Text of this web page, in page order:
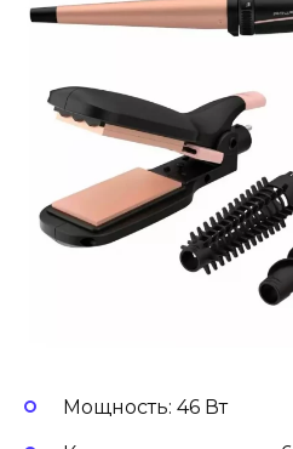
Мощность: 46 Вт